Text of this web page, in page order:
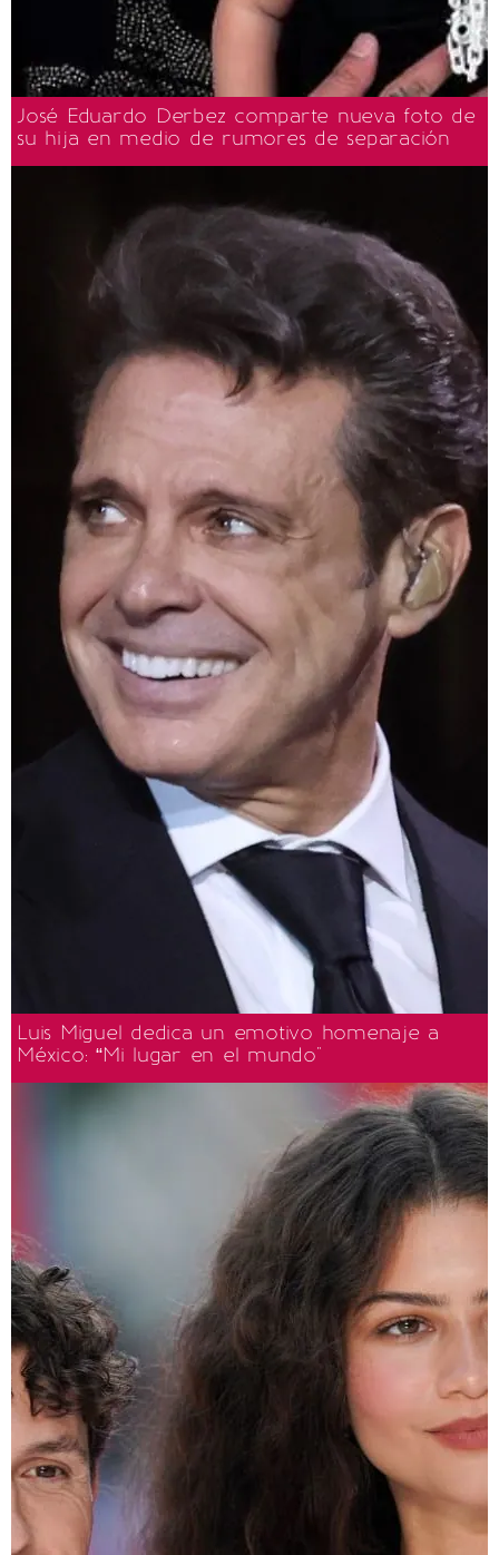
José Eduardo Derbez comparte nueva foto de
su hija en medio de rumores de separación
Luis Miguel dedica un emotivo homenaje a
México: “Mi lugar en el mundo"